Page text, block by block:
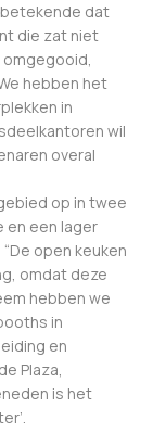
dat
die zat niet
omgegooid,
hebben het
in
wil
overal
op in twee
en een lager
open keuken
omdat deze
hebben we
in
en
Plaza,
is het